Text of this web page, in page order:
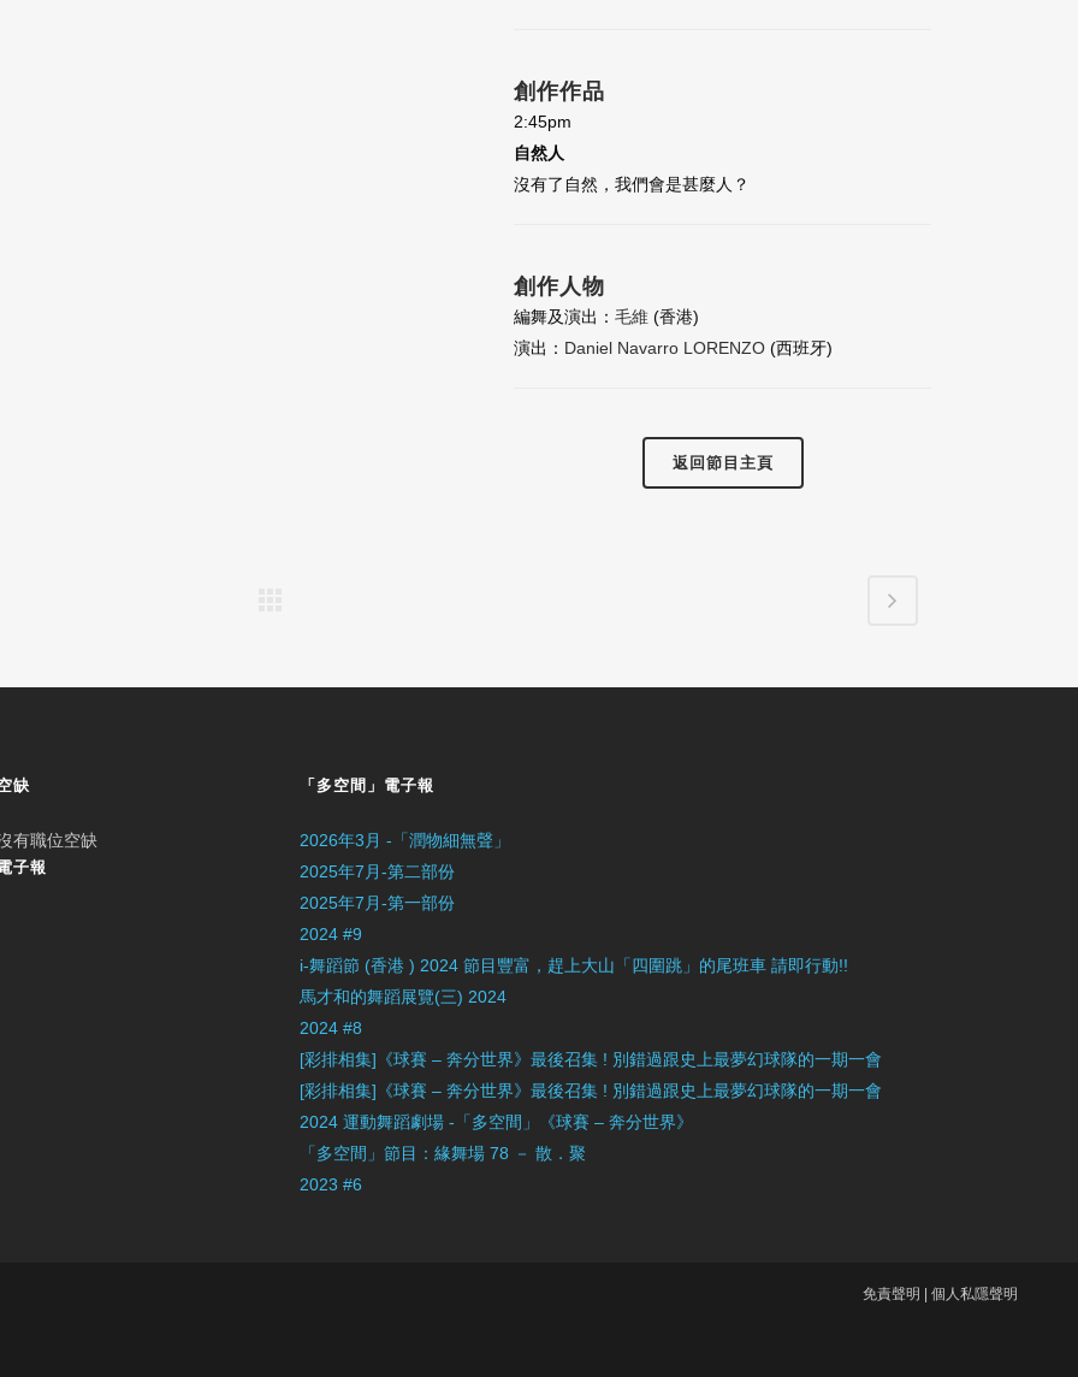
創作作品
2:45pm
自然人
沒有了自然，我們會是甚麼人？
創作人物
編舞及演出：毛維 (香港)
演出： Daniel Navarro LORENZO (西班牙)
返回節目主頁
缺
有職位空缺
子報
「多空間」電子報
2026年3月 -「潤物細無聲」
2025年7月-第二部份
2025年7月-第一部份
2024 #9
i-舞蹈節 (香港 ) 2024 節目豐富，趕上大山「四圍跳」的尾班車 請即行動!!
馬才和的舞蹈展覽(三) 2024
2024 #8
[彩排相集]《球賽 – 奔分世界》最後召集 ! 別錯過跟史上最夢幻球隊的一期一會
[彩排相集]《球賽 – 奔分世界》最後召集 ! 別錯過跟史上最夢幻球隊的一期一會
2024 運動舞蹈劇場 -「多空間」《球賽 – 奔分世界》
「多空間」節目：緣舞場 78 － 散．聚
2023 #6
免責聲明 個人私隱聲明